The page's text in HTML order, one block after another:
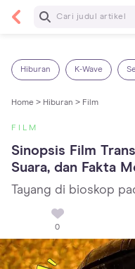
Baca
Hiburan K-Wave
Home > Hiburan > Film
FILM
Sinopsis Film
Suara, dan Fakta
Tayang di bioskop
0